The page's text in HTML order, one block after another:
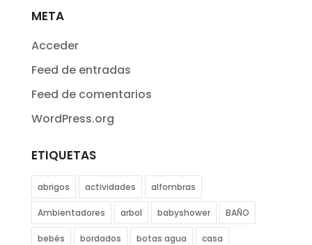
META
Acceder
Feed de entradas
Feed de comentarios
WordPress.org
ETIQUETAS
abrigos actividades alfombras
Ambientadores arbol babyshower BAÑO
bebés bordados botas agua casa